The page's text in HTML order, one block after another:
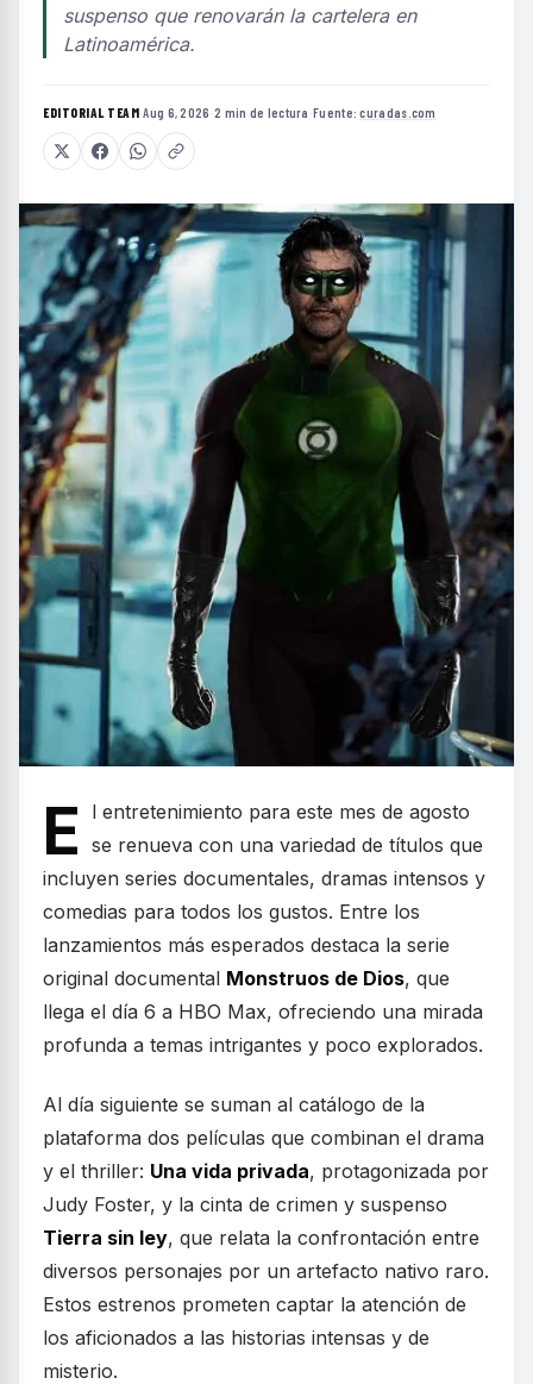
suspenso que renovarán la cartelera en
Latinoamérica.
EDITORIAL TEAM·Aug 6, 2026 ·2 min de lectura ·Fuente:curadas.com
E
l entretenimiento para este mes de agosto
se renueva con una variedad de títulos que
incluyen series documentales, dramas intensos y
comedias para todos los gustos. Entre los
lanzamientos más esperados destaca la serie
original documental Monstruos de Dios, que
llega el día 6 a HBO Max, ofreciendo una mirada
profunda a temas intrigantes y poco explorados.
Al día siguiente se suman al catálogo de la
plataforma dos películas que combinan el drama
y el thriller: Una vida privada, protagonizada por
Judy Foster, y la cinta de crimen y suspenso
Tierra sin ley, que relata la confrontación entre
diversos personajes por un artefacto nativo raro.
Estos estrenos prometen captar la atención de
los aficionados a las historias intensas y de
misterio.